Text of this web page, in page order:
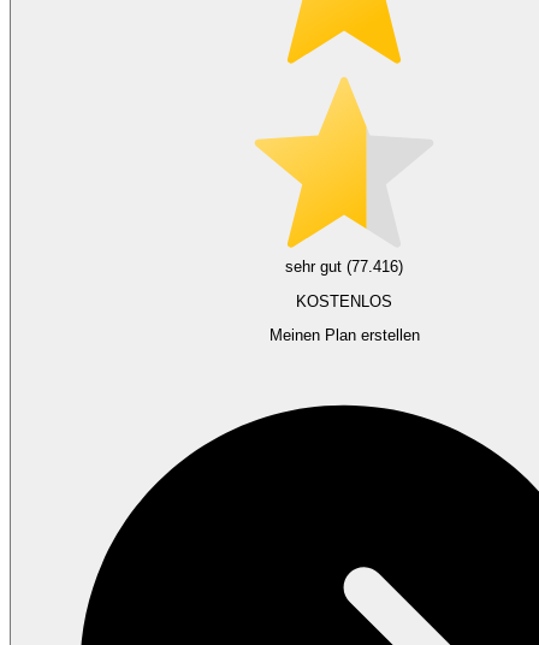
sehr gut (77.416)
KOSTENLOS
Meinen Plan erstellen